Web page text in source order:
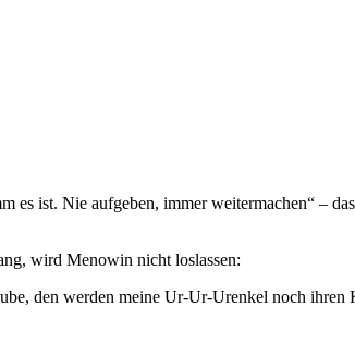
ist. Nie aufgeben, immer weitermachen“ –
wird Menowin nicht loslassen:
den werden meine Ur-Ur-Urenkel noch ihren